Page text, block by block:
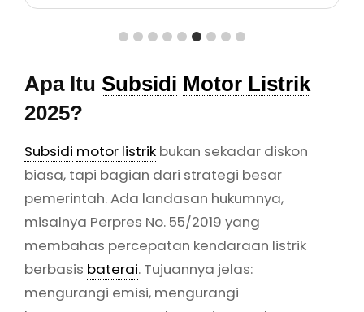
Rp7.199.000.
Apa Itu Subsidi Motor Listrik
2025?
Subsidi motor listrik bukan sekadar diskon
biasa, tapi bagian dari strategi besar
pemerintah. Ada landasan hukumnya,
misalnya Perpres No. 55/2019 yang
membahas percepatan kendaraan listrik
berbasis baterai. Tujuannya jelas:
mengurangi emisi, mengurangi